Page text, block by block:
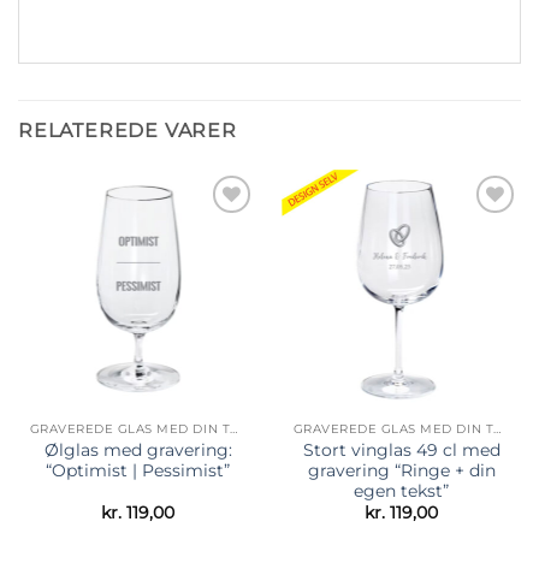
RELATEREDE VARER
ønskeliste
GRAVEREDE GLAS MED DIN TEKST
Ølglas med gravering:
“Optimist | Pessimist”
kr. 119,00
ønskeliste
GRAVEREDE GLAS MED DIN TEKST
Stort vinglas 49 cl med
gravering “Ringe + din
egen tekst”
kr. 119,00